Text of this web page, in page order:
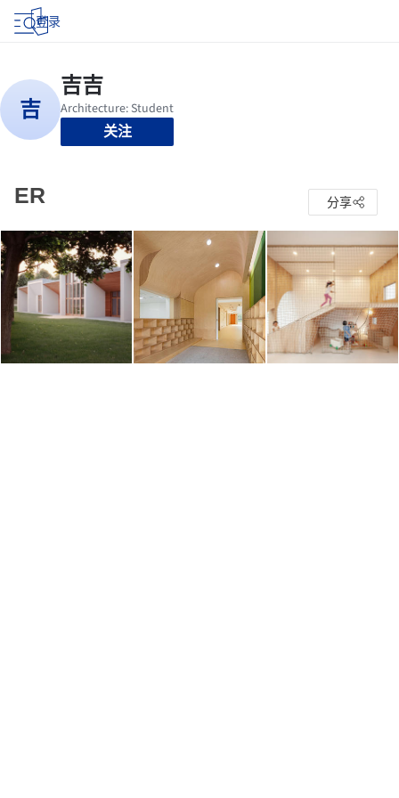
登录
关注
ER 分享